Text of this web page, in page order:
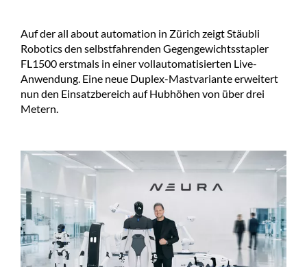
Auf der all about automation in Zürich zeigt Stäubli
Robotics den selbstfahrenden Gegengewichtsstapler
FL1500 erstmals in einer vollautomatisierten Live-
Anwendung. Eine neue Duplex-Mastvariante erweitert
nun den Einsatzbereich auf Hubhöhen von über drei
Metern.